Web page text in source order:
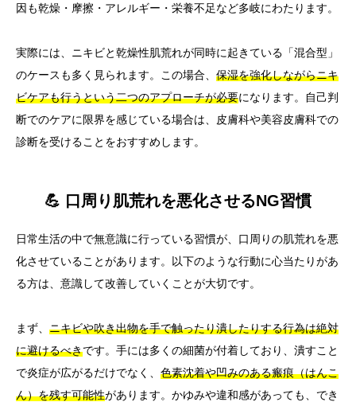
因も乾燥・摩擦・アレルギー・栄養不足など多岐にわたります。
実際には、ニキビと乾燥性肌荒れが同時に起きている「混合型」
のケースも多く見られます。この場合、 保湿を強化しながらニキ
ビケアも行うという二つのアプローチが必要になります。自己判
断でのケアに限界を感じている場合は、皮膚科や美容皮膚科での
診断を受けることをおすすめします。
💪 口周り肌荒れを悪化させるNG習慣
日常生活の中で無意識に行っている習慣が、口周りの肌荒れを悪
化させていることがあります。以下のような行動に心当たりがあ
る方は、意識して改善していくことが大切です。
まず、 ニキビや吹き出物を手で触ったり潰したりする行為は絶対
に避けるべきです。手には多くの細菌が付着しており、潰すこと
で炎症が広がるだけでなく、 色素沈着や凹みのある瘢痕（はんこ
ん）を残す可能性があります。かゆみや違和感があっても、でき